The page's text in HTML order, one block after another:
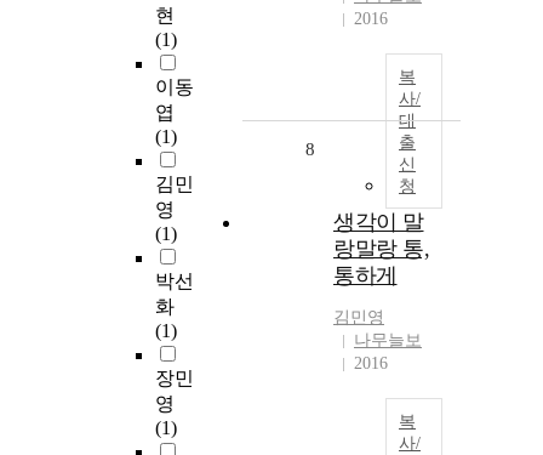
현
(1)
이동
엽
(1)
김민
영
(1)
박선
화
(1)
장민
영
(1)
2016
복
사/
대
출
신
청
8
생각이 말
랑말랑 통,
통하게
김민영
나무늘보
2016
복
사/